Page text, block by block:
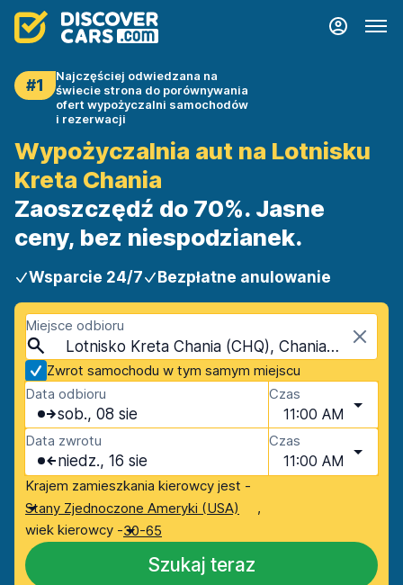
#1
Najczęściej odwiedzana na
świecie strona do porównywania
ofert wypożyczalni samochodów
i rezerwacji
Wypożyczalnia aut na Lotnisku
Kreta Chania
Zaoszczędź do 70%. Jasne
ceny, bez niespodzianek.
Wsparcie 24/7 Bezpłatne anulowanie
Miejsce odbioru
Lotnisko Kreta Chania (CHQ), Chania, Kreta
Zwrot samochodu w tym samym miejscu
Data odbioru
sob., 08 sie
Czas
11:00 AM
Data zwrotu
niedz., 16 sie
Czas
11:00 AM
Krajem zamieszkania kierowcy jest -
Stany Zjednoczone Ameryki (USA)
,
wiek kierowcy -30-65
Szukaj teraz